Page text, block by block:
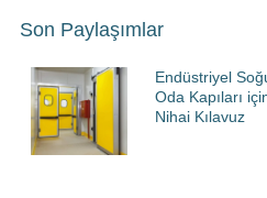
Son Paylaşımlar
Endüstriyel
Oda Kapıları
Nihai Kılavuz